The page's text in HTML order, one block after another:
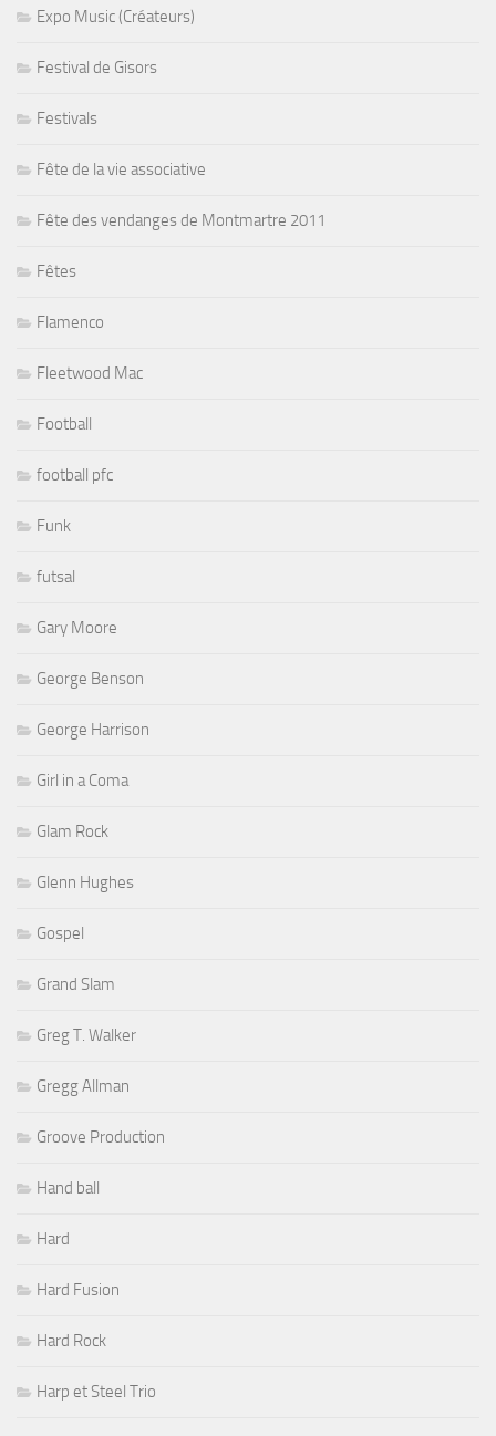
Expo Music (Créateurs)
Festival de Gisors
Festivals
Fête de la vie associative
Fête des vendanges de Montmartre 2011
Fêtes
Flamenco
Fleetwood Mac
Football
football pfc
Funk
futsal
Gary Moore
George Benson
George Harrison
Girl in a Coma
Glam Rock
Glenn Hughes
Gospel
Grand Slam
Greg T. Walker
Gregg Allman
Groove Production
Hand ball
Hard
Hard Fusion
Hard Rock
Harp et Steel Trio